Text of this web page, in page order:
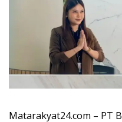
Matarakyat24.com – PT